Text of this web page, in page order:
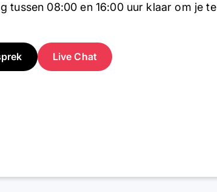
tussen 08:00 en 16:00 uur klaar om je te
Live Chat